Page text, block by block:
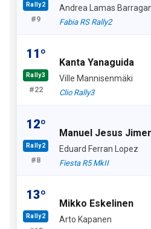
Rally2
#9
Andrea Lamas
Fabia RS Rally2
11º
Rally3
#22
Kanta Yanaguida
Ville Mannisenmäki
Clio Rally3
12º
Rally2
#8
Manuel Jesus
Eduard Ferran Lopez
Fiesta R5 MkII
13º
Rally2
Mikko Eskelinen
Arto Kapanen